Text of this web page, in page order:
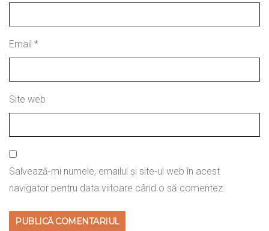
Email *
Site web
Salvează-mi numele, emailul și site-ul web în acest
navigator pentru data viitoare când o să comentez.